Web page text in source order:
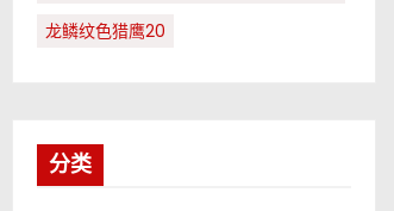
龙鳞纹色猎鹰20
分类